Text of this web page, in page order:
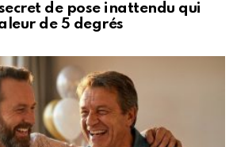
de pose inattendu qui
de 5 degrés